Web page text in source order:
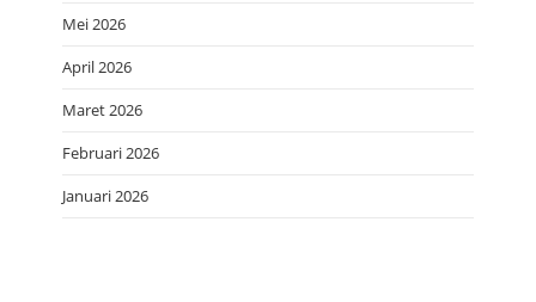
Mei 2026
April 2026
Maret 2026
Februari 2026
Januari 2026